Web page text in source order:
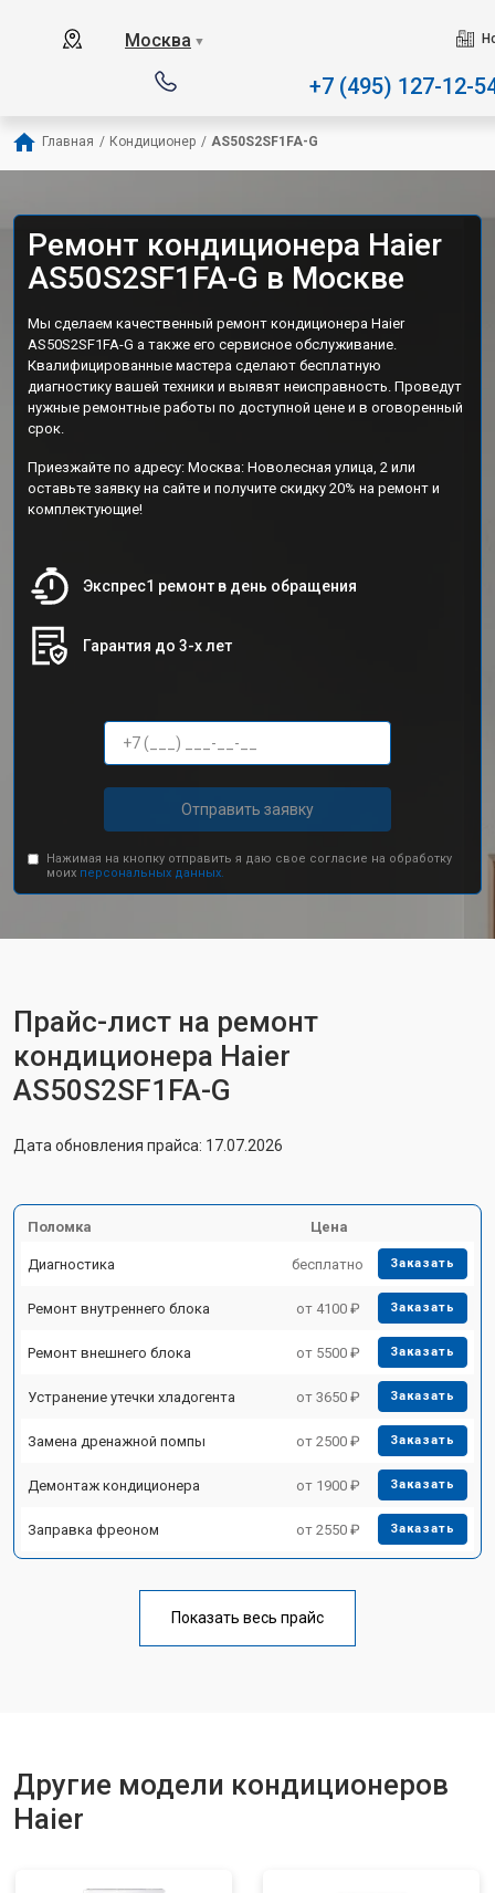
Москва ▼
+7 (495) 127-12-
Главная / Кондиционер / AS50S2SF1FA-G
Ремонт кондиционера Haier
AS50S2SF1FA-G в Москве
Мы сделаем качественный ремонт кондиционера Haier
AS50S2SF1FA-G а также его сервисное обслуживание.
Квалифицированные мастера сделают бесплатную
диагностику вашей техники и выявят неисправность. Проведут
нужные ремонтные работы по доступной цене и в оговоренный
срок.
Приезжайте по адресу: Москва: Новолесная улица, 2 или
оставьте заявку на сайте и получите скидку 20% на ремонт и
комплектующие!
Экспрес1 ремонт в день обращения
Гарантия до 3-х лет
Отправить заявку
Нажимая на кнопку отправить я даю свое согласие на обработку
моих персональных данных.
Прайс-лист на ремонт
кондиционера Haier
AS50S2SF1FA-G
Дата обновления прайса: 17.07.2026
Поломка Цена
Диагностика бесплатно Заказать
Ремонт внутреннего блока от 4100 ₽ Заказать
Ремонт внешнего блока от 5500 ₽ Заказать
Устранение утечки хладогента от 3650 ₽ Заказать
Замена дренажной помпы от 2500 ₽ Заказать
Демонтаж кондиционера от 1900 ₽ Заказать
Заправка фреоном от 2550 ₽ Заказать
Показать весь прайс
Другие модели кондиционеров
Haier